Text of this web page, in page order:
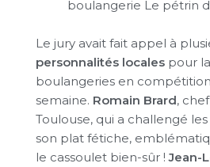
boulangerie Le pétrin
Le jury avait fait appel à
personnalités locales pour
boulangeries en
semaine. Romain Brard,
Toulouse, qui a challengé
son plat fétiche,
le cassoulet bien-sûr !Jean-